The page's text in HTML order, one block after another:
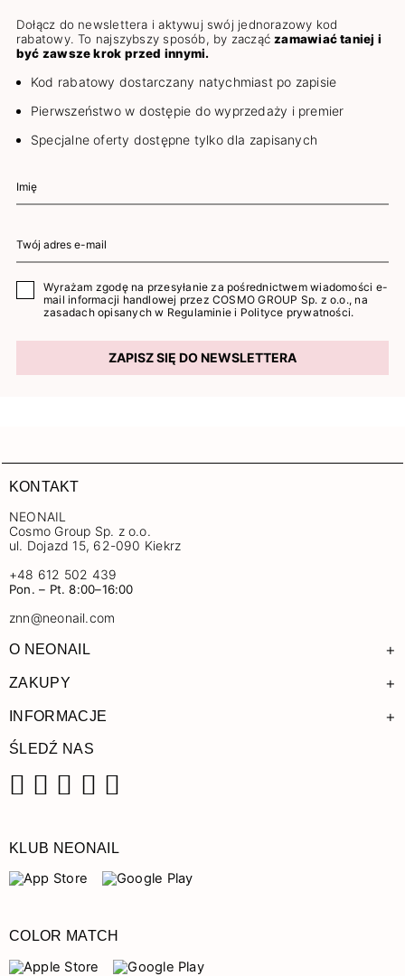
Dołącz do newslettera i aktywuj swój jednorazowy kod
rabatowy. To najszybszy sposób, by zacząćzamawiać taniej i
być zawsze krok przed innymi.
Kod rabatowy dostarczany natychmiast po zapisie
Pierwszeństwo w dostępie do wyprzedaży i premier
Specjalne oferty dostępne tylko dla zapisanych
Wyrażam zgodę na przesyłanie za pośrednictwem wiadomości e-
mail informacji handlowej przez COSMO GROUP Sp. z o.o., na
zasadach opisanych w Regulaminie i Polityce prywatności.
ZAPISZ SIĘ DO NEWSLETTERA
KONTAKT
NEONAIL
Cosmo Group Sp. z o.o.
ul. Dojazd 15, 62-090 Kiekrz
+48 612 502 439
Pon. – Pt. 8:00–16:00
znn@neonail.com
O NEONAIL +
ZAKUPY +
INFORMACJE +
ŚLEDŹ NAS
KLUB NEONAIL
COLOR MATCH